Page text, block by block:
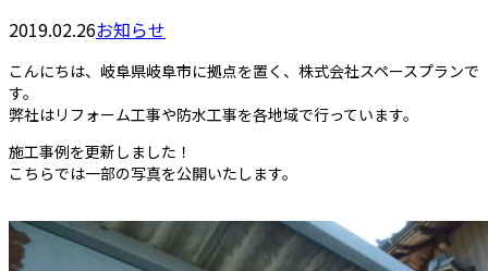
2019.02.26お知らせ
こんにちは、岐阜県岐阜市に拠点を置く、株式会社スペースプランで
す。
弊社はリフォーム工事や防水工事を各地域で行っています。
施工事例を更新しました！
こちらでは一部の写真を公開いたします。